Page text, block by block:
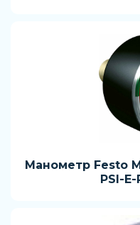
Манометр Festo
PSI-E-